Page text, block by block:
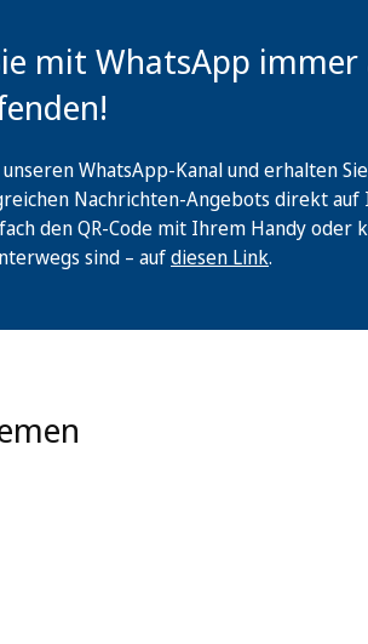
mit WhatsApp
WhatsApp-Kanal und erhalten
Nachrichten-Angebots direkt auf
den QR-Code mit Ihrem Handy oder
sind – aufdiesen Link.